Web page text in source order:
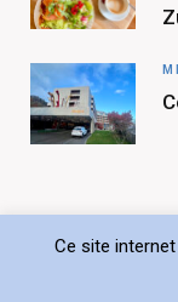
Ce site